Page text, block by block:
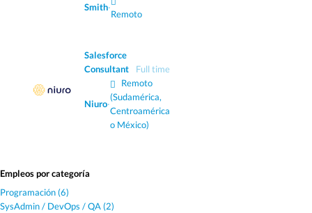
Smith·
Remoto
Salesforce
Consultant
Full time
Niuro·
Remoto
(Sudamérica,
Centroamérica
o México)
Empleos por categoría
Programación (6)
SysAdmin / DevOps / QA (2)